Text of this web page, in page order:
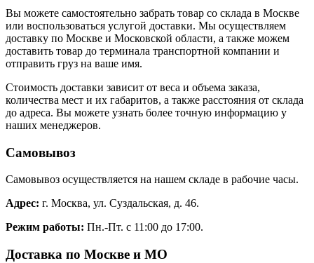
Вы можете самостоятельно забрать товар со склада в Москве
или воспользоваться услугой доставки. Мы осуществляем
доставку по Москве и Московской области, а также можем
доставить товар до терминала транспортной компании и
отправить груз на ваше имя.
Стоимость доставки зависит от веса и объема заказа,
количества мест и их габаритов, а также расстояния от склада
до адреса. Вы можете узнать более точную информацию у
наших менеджеров.
Самовывоз
Самовывоз осуществляется на нашем складе в рабочие часы.
Адрес: г. Москва, ул. Суздальская, д. 46.
Режим работы: Пн.-Пт. с 11:00 до 17:00.
Доставка по Москве и МО